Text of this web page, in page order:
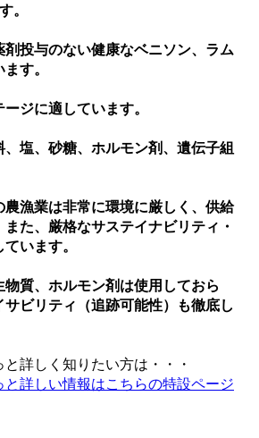
。
剤投与のない健康なベニソン、ラム
す。
ジに適しています。
塩、砂糖、ホルモン剤、遺伝子組
農漁業は非常に環境に厳しく、供給
た、厳格なサステイナビリティ・
います。
質、ホルモン剤は使用しておら
ビリティ（追跡可能性）も徹底し
詳しく知りたい方は・・・
と詳しい情報はこちらの特設ページ